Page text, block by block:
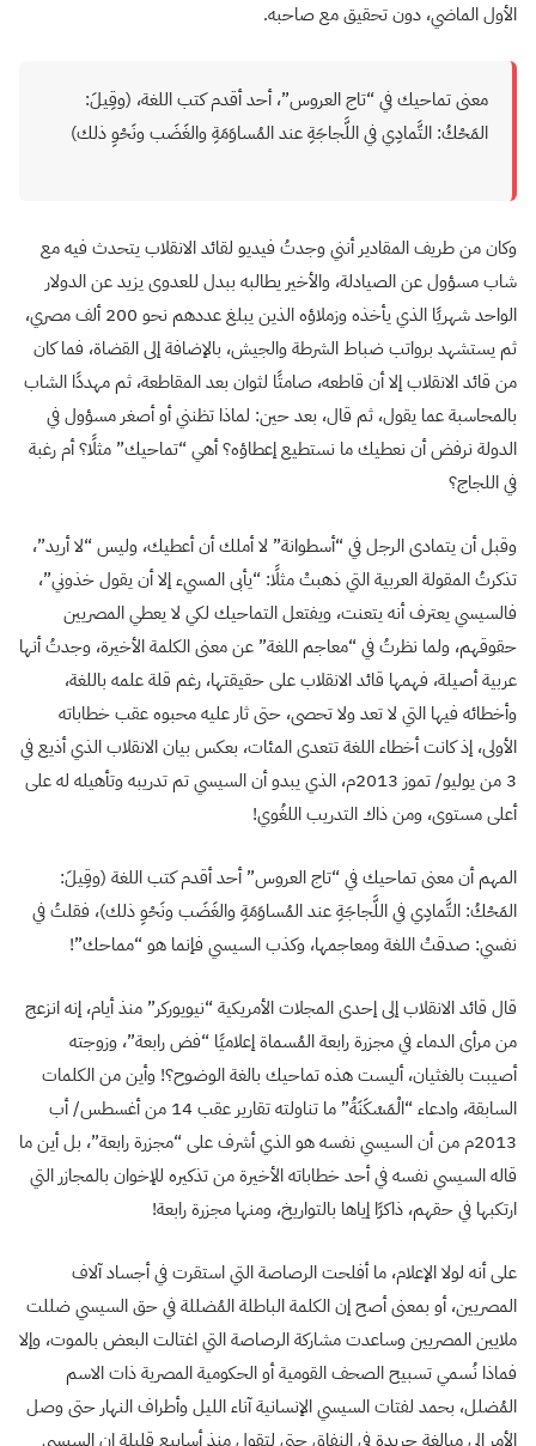
الأول الماضي، دون تحقيق مع صاحبه.
معنى تماحيك في “تاج العروس”، أحد أقدم كتب اللغة، (وقِيلَ:
المَحْكُ: التَّمادِي في اللَّجاجَةِ عند المُساوَمَةِ والغَضَب ونَحْوِ ذلك)
وكان من طريف المقادير أنني وجدتُ فيديو لقائد الانقلاب يتحدث فيه مع
شاب مسؤول عن الصيادلة، والأخير يطالبه ببدل للعدوى يزيد عن الدولار
الواحد شهريًا الذي يأخذه وزملاؤه الذين يبلغ عددهم نحو 200 ألف مصري،
ثم يستشهد برواتب ضباط الشرطة والجيش، بالإضافة إلى القضاة، فما كان
من قائد الانقلاب إلا أن قاطعه، صامتًا لثوان بعد المقاطعة، ثم مهددًا الشاب
بالمحاسبة عما يقول، ثم قال، بعد حين: لماذا تظنني أو أصغر مسؤول في
الدولة نرفض أن نعطيك ما نستطيع إعطاؤه؟ أهي “تماحيك” مثلًا؟ أم رغبة
في اللجاج؟
وقبل أن يتمادى الرجل في “أسطوانة” لا أملك أن أعطيك، وليس “لا أريد”،
تذكرتُ المقولة العربية التي ذهبتْ مثلًا: “يأبى المسيء إلا أن يقول خذوني”،
فالسيسي يعترف أنه يتعنت، ويفتعل التماحيك لكي لا يعطي المصريين
حقوقهم، ولما نظرتُ في “معاجم اللغة” عن معنى الكلمة الأخيرة، وجدتُ أنها
عربية أصيلة، فهمها قائد الانقلاب على حقيقتها، رغم قلة علمه باللغة،
وأخطائه فيها التي لا تعد ولا تحصى، حتى ثار عليه محبوه عقب خطاباته
الأولى، إذ كانت أخطاء اللغة تتعدى المئات، بعكس بيان الانقلاب الذي أذيع في
3 من يوليو/ تموز 2013م، الذي يبدو أن السيسي تم تدريبه وتأهيله له على
أعلى مستوى، ومن ذاك التدريب اللغُوي!
المهم أن معنى تماحيك في “تاج العروس” أحد أقدم كتب اللغة (وقِيلَ:
المَحْكُ: التَّمادِي في اللَّجاجَةِ عند المُساوَمَةِ والغَضَب ونَحْوِ ذلك)، فقلتُ في
نفسي: صدقتْ اللغة ومعاجمها، وكذب السيسي فإنما هو “مماحك”!
قال قائد الانقلاب إلى إحدى المجلات الأمريكية “نيويوركر” منذ أيام، إنه انزعج
من مرأى الدماء في مجزرة رابعة المُسماة إعلاميًا “فض رابعة”، وزوجته
أصيبت بالغثيان، أليست هذه تماحيك بالغة الوضوح؟! وأين من الكلمات
السابقة، وادعاء “الْمَسْكَنَةُ” ما تناولته تقارير عقب 14 من أغسطس/ أب
2013م من أن السيسي نفسه هو الذي أشرف على “مجزرة رابعة”، بل أين ما
قاله السيسي نفسه في أحد خطاباته الأخيرة من تذكيره للإخوان بالمجازر التي
ارتكبها في حقهم، ذاكرًا إياها بالتواريخ، ومنها مجزرة رابعة!
على أنه لولا الإعلام، ما أفلحت الرصاصة التي استقرت في أجساد آلاف
المصريين، أو بمعنى أصح إن الكلمة الباطلة المُضللة في حق السيسي ضللت
ملايين المصريين وساعدت مشاركة الرصاصة التي اغتالت البعض بالموت، وإلا
فماذا نُسمي تسبيح الصحف القومية أو الحكومية المصرية ذات الاسم
المُضلل، بحمد لفتات السيسي الإنسانية آناء الليل وأطراف النهار حتى وصل
الأمر إلى مبالغة جريدة في النفاق حتى لتقول منذ أسابيع قليلة إن السيسي